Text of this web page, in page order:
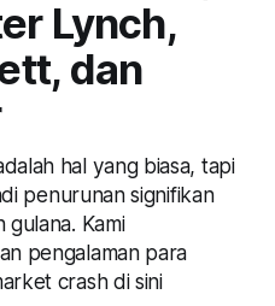
Lynch,
dan
hal yang biasa, tapi
penurunan signifikan
Kami
pengalaman para
crash di sini